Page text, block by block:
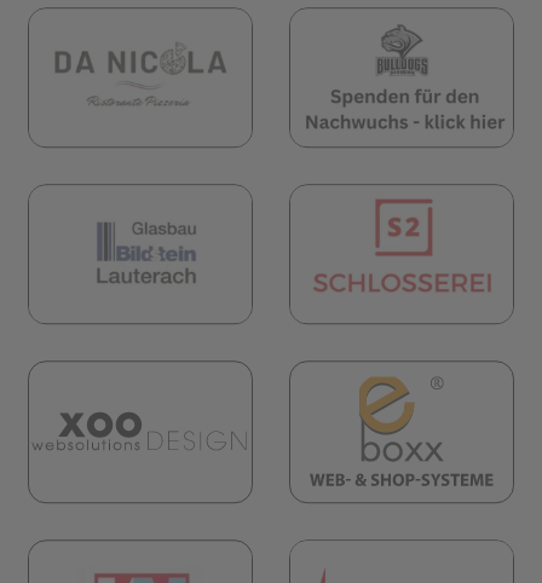
in neuem Tab) (öffnet in neuem Tab)
in neuem Tab) (öffnet in neuem Tab)
in neuem Tab) (öffnet in neuem Tab)
in neuem Tab) (öffnet in neuem Tab)